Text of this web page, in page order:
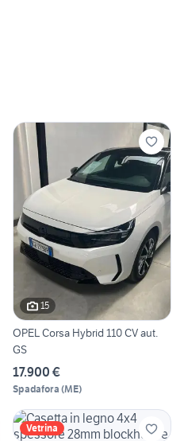
15
OPEL Corsa Hybrid 110 CV aut.
GS
17.900 €
Spadafora (ME)
Vetrina